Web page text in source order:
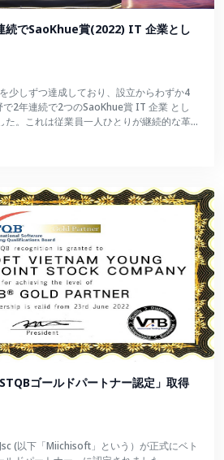
でSaoKhue賞(2022) IT 企業とし
少しずつ達成しており、設立からわずか4
2年連続で2つのSaoKhue賞 IT 企業 とし
た。これは従業員一人ひとりが継続的な革
抜けて大きく成長したことの証でもあるで
ゴールドパートナー認定」取得
(以下「Miichisoft」という）が正式にベト